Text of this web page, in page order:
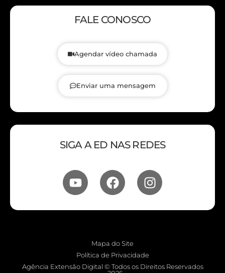
FALE CONOSCO
Agendar vídeo chamada
Enviar uma mensagem
SIGA A ED NAS REDES
Mapa do Site
Política de Privacidade
Agência Extensão Digital © Todos os Direitos Reservados